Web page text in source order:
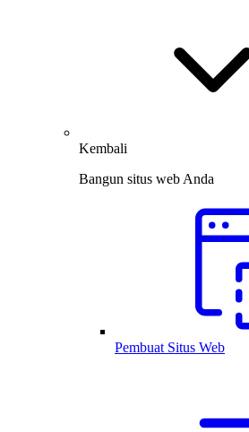
Kembali
Bangun situs web Anda
Pembuat Situs Web